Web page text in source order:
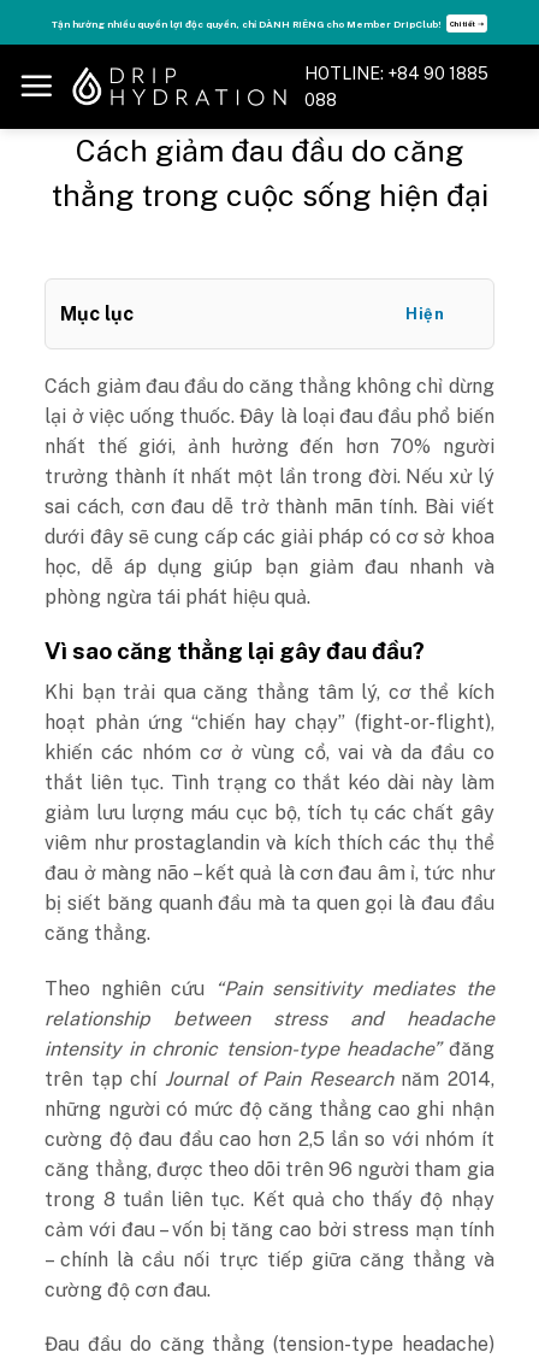
to
content
Tăng năng lượng - sống đỉnh cao với thẻ Vitamin Drip Membership. Xem ngay ➝
HOTLINE: +84 90 1885
088
Cách giảm đau đầu do căng
thẳng trong cuộc sống hiện đại
Mục lục Hiện
Cách giảm đau đầu do căng thẳng không chỉ dừng
lại ở việc uống thuốc. Đây là loại đau đầu phổ biến
nhất thế giới, ảnh hưởng đến hơn 70% người
trưởng thành ít nhất một lần trong đời. Nếu xử lý
sai cách, cơn đau dễ trở thành mãn tính. Bài viết
dưới đây sẽ cung cấp các giải pháp có cơ sở khoa
học, dễ áp dụng giúp bạn giảm đau nhanh và
phòng ngừa tái phát hiệu quả.
Vì sao căng thẳng lại gây đau đầu?
Khi bạn trải qua căng thẳng tâm lý, cơ thể kích
hoạt phản ứng “chiến hay chạy” (fight-or-flight),
khiến các nhóm cơ ở vùng cổ, vai và da đầu co
thắt liên tục. Tình trạng co thắt kéo dài này làm
giảm lưu lượng máu cục bộ, tích tụ các chất gây
viêm như prostaglandin và kích thích các thụ thể
đau ở màng não – kết quả là cơn đau âm ỉ, tức như
bị siết băng quanh đầu mà ta quen gọi là đau đầu
căng thẳng.
Theo nghiên cứu
“Pain sensitivity mediates the
relationship between stress and headache
intensity in chronic tension-type headache”đăng
trên tạp chí Journal of Pain Researchnăm 2014,
những người có mức độ căng thẳng cao ghi nhận
cường độ đau đầu cao hơn 2,5 lần so với nhóm ít
căng thẳng, được theo dõi trên 96 người tham gia
trong 8 tuần liên tục. Kết quả cho thấy độ nhạy
cảm với đau – vốn bị tăng cao bởi stress mạn tính
– chính là cầu nối trực tiếp giữa căng thẳng và
cường độ cơn đau.
Đau đầu do căng thẳng (tension-type headache)